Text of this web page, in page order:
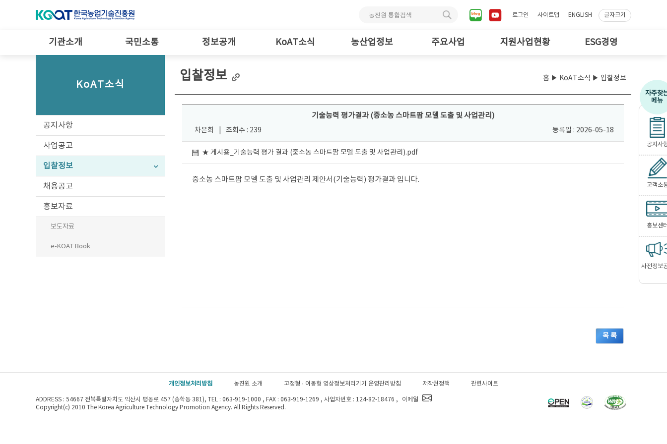
로그인 사이트맵 ENGLISH 글자크기
기관소개 국민소통 정보공개 KoAT소식 농산업정보 주요사업 지원사업현황 ESG경영
자주찾
메뉴
공지사
고객소
홍보센
사전정보
KoAT소식
공지사항
사업공고
입찰정보
채용공고
홍보자료
보도자료
e-KOAT Book
입찰정보 홈 ▶ KoAT소식 ▶ 입찰정보
기술능력 평가결과 (중소농 스마트팜 모델 도출 및 사업관리)
차은희 조회수 : 239 등록일 : 2026-05-18
★ 게시용_기술능력 평가 결과 (중소농 스마트팜 모델 도출 및 사업관리).pdf
중소농 스마트팜 모델 도출 및 사업관리 제안서(기술능력) 평가결과 입니다.
목 록
개인정보처리방침 농진원 소개 고정형 · 이동형 영상정보처리기기 운영관리방침 저작권정책 관련사이트
ADDRESS : 54667 전북특별자치도 익산시 평동로 457 (송학동 381), TEL : 063-919-1000 , FAX : 063-919-1269 , 사업자번호 : 124-82-18476 ,
이메일
Copyright(c) 2010 The Korea Agriculture Technology Promotion Agency. All Rights Reserved.